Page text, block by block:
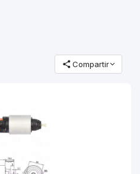
Compartir